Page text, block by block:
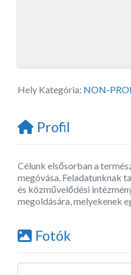
Hely Kategória: NON-
Profil
Célunk elsősorban a
megóvása. Feladatunknak
és közművelődési
megoldására, melyekenek
Fotók